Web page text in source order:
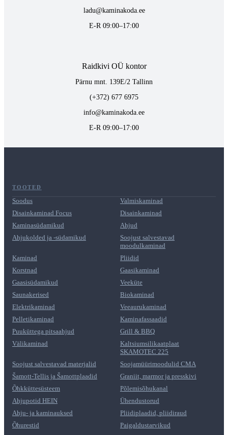
ladu@kaminakoda.ee
E-R 09:00–17:00
Raidkivi OÜ kontor
Pärnu mnt. 139E/2 Tallinn
(+372) 677 6975
info@kaminakoda.ee
E-R 09:00–17:00
TOOTED
Soodus
Valmiskaminad
Disainkaminad Focus
Disainkaminad
Kaminasüdamikud
Ahjud
Ahjukolded ja -südamikud
Soojust salvestavad
moodulkaminad
Kaminad
Pliidid
Korstnad
Gaasikaminad
Gaasisüdamikud
Veeküte
Saunakerised
Biokaminad
Elektrikaminad
Veeaurukaminad
Pelletikaminad
Kaminafassaadid
Puuküttega pitsaahjud
Grill & BBQ
Välikaminad
Kaltsiumsilikaatplaat
SKAMOTEC 225
Soojust salvestavad materjalid
Soojamüürimoodulid CMA
Šamott-Tellis ja Šamottplaadid
Graniit, marmor ja presskivi
Õhkküttesüsteem
Põlemisõhukanal
Ahjupotid HEIN
Ühendustorud
Ahju- ja kaminauksed
Pliidiplaadid, pliidiraud
Õhurestid
Paigaldustarvikud